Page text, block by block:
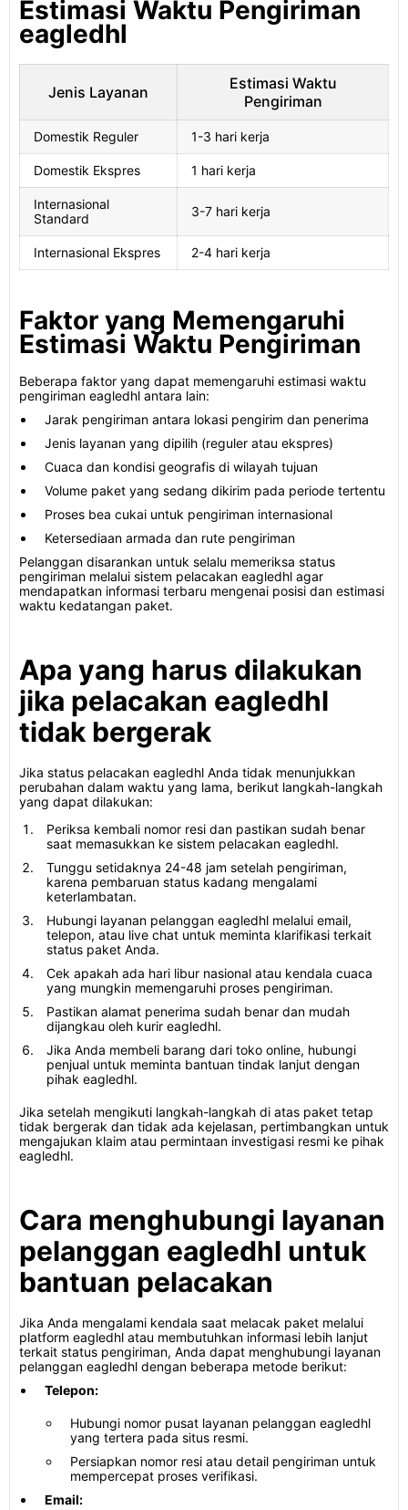
Estimasi Waktu Pengiriman
eagledhl
Jenis Layanan
Estimasi Waktu
Pengiriman
Domestik Reguler 1-3 hari kerja
Domestik Ekspres 1 hari kerja
Internasional
Standard
3-7 hari kerja
Internasional Ekspres 2-4 hari kerja
Faktor yang Memengaruhi
Estimasi Waktu Pengiriman
Beberapa faktor yang dapat memengaruhi estimasi waktu
pengiriman eagledhl antara lain:
Jarak pengiriman antara lokasi pengirim dan penerima
Jenis layanan yang dipilih (reguler atau ekspres)
Cuaca dan kondisi geografis di wilayah tujuan
Volume paket yang sedang dikirim pada periode tertentu
Proses bea cukai untuk pengiriman internasional
Ketersediaan armada dan rute pengiriman
Pelanggan disarankan untuk selalu memeriksa status
pengiriman melalui sistem pelacakan eagledhl agar
mendapatkan informasi terbaru mengenai posisi dan estimasi
waktu kedatangan paket.
Apa yang harus dilakukan
jika pelacakan eagledhl
tidak bergerak
Jika status pelacakan eagledhl Anda tidak menunjukkan
perubahan dalam waktu yang lama, berikut langkah-langkah
yang dapat dilakukan:
Periksa kembali nomor resi dan pastikan sudah benar
saat memasukkan ke sistem pelacakan eagledhl.
Tunggu setidaknya 24-48 jam setelah pengiriman,
karena pembaruan status kadang mengalami
keterlambatan.
Hubungi layanan pelanggan eagledhl melalui email,
telepon, atau live chat untuk meminta klarifikasi terkait
status paket Anda.
Cek apakah ada hari libur nasional atau kendala cuaca
yang mungkin memengaruhi proses pengiriman.
Pastikan alamat penerima sudah benar dan mudah
dijangkau oleh kurir eagledhl.
Jika Anda membeli barang dari toko online, hubungi
penjual untuk meminta bantuan tindak lanjut dengan
pihak eagledhl.
Jika setelah mengikuti langkah-langkah di atas paket tetap
tidak bergerak dan tidak ada kejelasan, pertimbangkan untuk
mengajukan klaim atau permintaan investigasi resmi ke pihak
eagledhl.
Cara menghubungi layanan
pelanggan eagledhl untuk
bantuan pelacakan
Jika Anda mengalami kendala saat melacak paket melalui
platform eagledhl atau membutuhkan informasi lebih lanjut
terkait status pengiriman, Anda dapat menghubungi layanan
pelanggan eagledhl dengan beberapa metode berikut:
Telepon:
Hubungi nomor pusat layanan pelanggan eagledhl
yang tertera pada situs resmi.
Persiapkan nomor resi atau detail pengiriman untuk
mempercepat proses verifikasi.
Email: